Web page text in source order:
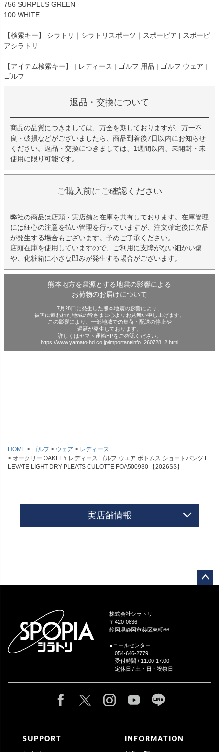
756 SURPLUS GREEN
100 WHITE
【検索キー】 シラトリ｜シラトリスポーツ｜スポーピア | スポーピ
アシラトリ
【アイテム検索キー】 | レディース | ゴルフ 用品 | ゴルフ ウェア |
ゴルフ
返品・交換について
商品の品質につきましては、万全を期しておりますが、万一不
良・破損などがございましたら、商品到着後7日以内にお知らせ
ください。返品・交換につきましては、1週間以内、未開封・未
使用に限り可能です。
ご購入前にご確認ください
弊社の商品は店頭・実店舗と在庫を共有しております。在庫管理
には細心の注意を払い管理を行っていますが、注文確定後に欠品
が発生する場合もございます。予めご了承ください。
店頭在庫を使用していますので、ご利用に支障がない細かい傷
や、化粧箱に小さな凹みが発生する場合がございます。
熊本地方を震源とする地震の影響による
お荷物のお届けについて
7月28日に発生した熊本地震の影響により、
被害に遭われた地域の皆さまに心よりお見舞い申し上げます。
この影響により、一部地域での集荷・配送の停止や
遅延が発生しております。
詳しくはヤマト運輸HPをご確認ください。
https://www.yamato-hd.co.jp/important/info_260728_2.html
HOME ゴルフ ウェア
レディース
オークリー OAKLEY レディース ゴルフ ウエア ボトムス ショートパンツ E
LEVATE LIGHT DRY PLEATS CULOTTE FOA500930 【2026SS】
実店舗情報
株式会社シラトリ
〒420-0836
静岡県静岡市葵区東町66
●コールセンター
054-646-2779
受付時間 / 11:00-17:00
定休日 / 土・日・祝祭日
SUPPORT INFORMATION